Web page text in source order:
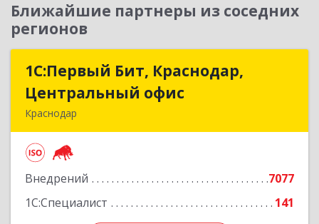
Ближайшие партнеры из соседних
регионов
1С:Первый Бит, Краснодар,
Центральный офис
Краснодар
Внедрений
7077
1С:Специалист
141
1С:Первый Бит, Краснодар,
Центральный офис
Монтажников ул, дом № 1/4, пом.3-12,14
Подробнее